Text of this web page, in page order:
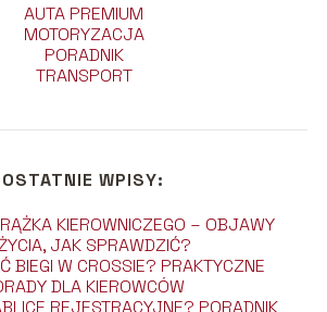
AUTA PREMIUM
MOTORYZACJA
PORADNIK
TRANSPORT
OSTATNIE WPISY:
KIEROWNICZEGO – OBJAWY
JAK SPRAWDZIĆ?
BIEGI W CROSSIE? PRAKTYCZNE
DLA KIEROWCÓW
REJESTRACYJNE? PORADNIK